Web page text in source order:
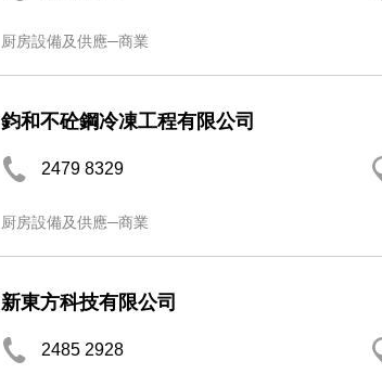
厨房設備及供應─商業
鈞和不砼鋼冷凍工程有限公司
2479 8329
厨房設備及供應─商業
新東方科技有限公司
2485 2928